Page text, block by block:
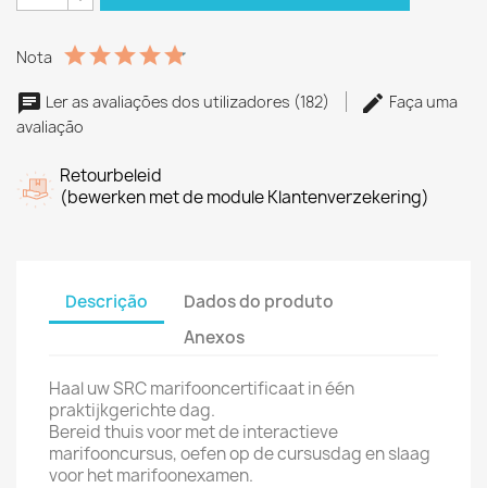
Nota
Ler as avaliações dos utilizadores (182)
Faça uma
avaliação
Retourbeleid
(bewerken met de module Klantenverzekering)
Descrição
Dados do produto
Anexos
Haal uw SRC marifooncertificaat in één
praktijkgerichte dag.
Bereid thuis voor met de interactieve
marifooncursus, oefen op de cursusdag en slaag
voor het marifoonexamen.